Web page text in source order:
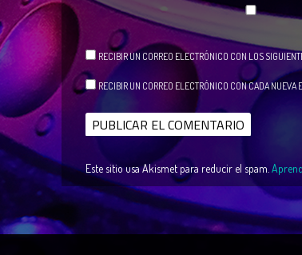
RECIBIR UN CORREO ELECTRÓNICO CON LOS
RECIBIR UN CORREO ELECTRÓNICO CON CADA NUEVA
Este sitio usa Akismet para reducir el spam.